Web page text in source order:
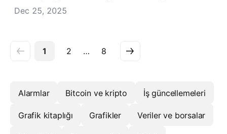
Dec 25, 2025
1 2 … 8
Alarmlar Bitcoin ve kripto İş güncellemeleri
Grafik kitaplığı Grafikler Veriler ve borsalar